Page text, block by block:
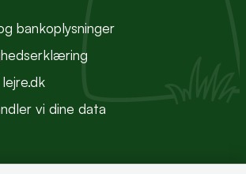
bankoplysninger
vi dine data